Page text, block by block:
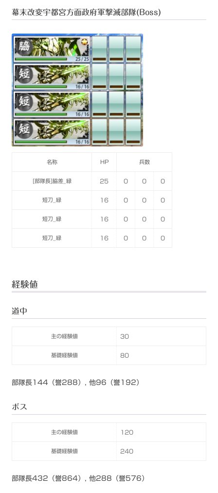
幕末改変宇都宮方面政府軍撃滅部隊(Boss)
名称 HP 兵数
[部隊長]脇差_緑 25 0 0 0
短刀_緑 16 0 0 0
短刀_緑 16 0 0 0
短刀_緑 16 0 0 0
経験値
道中
主の経験値 30
基礎経験値 80
部隊長144（誉288）, 他96（誉192）
ボス
主の経験値 120
基礎経験値 240
部隊長432（誉864）, 他288（誉576）